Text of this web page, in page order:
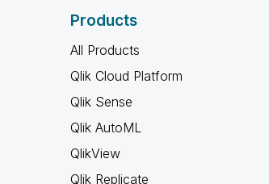
Products
All Products
Qlik Cloud Platform
Qlik Sense
Qlik AutoML
QlikView
Qlik Replicate